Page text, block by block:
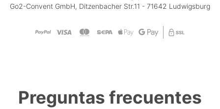
Go2-Convent GmbH, Ditzenbacher Str.11 - 71642 Ludwigsburg
Preguntas frecuentes